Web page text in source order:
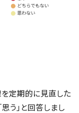
を定期的に見直した
う」と回答しまし